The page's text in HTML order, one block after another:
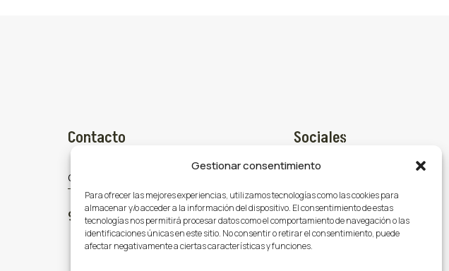
Gestionar consentimiento
Para ofrecer las mejores experiencias, utilizamos tecnologías como las cookies para
almacenar y/o acceder a la información del dispositivo. El consentimiento de estas
tecnologías nos permitirá procesar datos como el comportamiento de navegación o las
identificaciones únicas en este sitio. No consentir o retirar el consentimiento, puede
afectar negativamente a ciertas características y funciones.
Contacto
comercial@gasmocion.com
961 667 879
Sociales
 Facebook
 X (Twitter)
 Instagram